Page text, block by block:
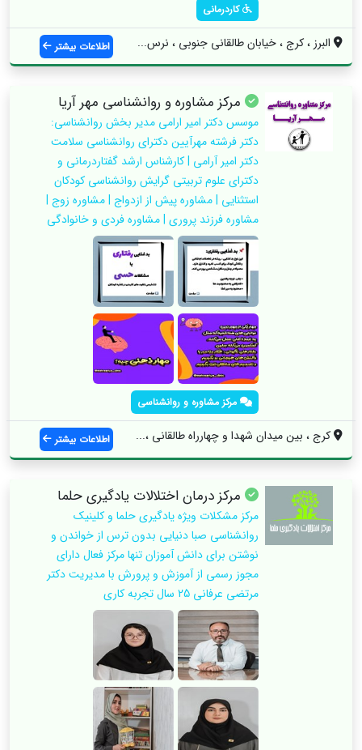
کاردرمانی
البرز ، کرج ، خیابان طالقانی جنوبی ، نرس... اطلاعات بیشتر
مرکز مشاوره و روانشناسی مهر آریا
موسس دکتر امیر ارامی مدیر بخش روانشناسی:
دکتر فرشته مهرآیین دکترای روانشناسی سلامت
دکتر امیر آرامی | کارشناس ارشد گفتاردرمانی و
دکترای علوم تربیتی گرایش روانشناسی کودکان
استثنایی | مشاوره پیش از ازدواج | مشاوره زوج |
مشاوره فرزند پروری | مشاوره فردی و خانوادگی
مرکز مشاوره و روانشناسی
کرج ، بین میدان شهدا و چهارراه طالقانی ،... اطلاعات بیشتر
مرکز درمان اختلالات یادگیری حلما
مرکز مشکلات ویژه یادگیری حلما و کلینیک
روانشناسی صبا دنیایی بدون ترس از خواندن و
نوشتن برای دانش آموزان تنها مرکز فعال دارای
مجوز رسمی از آموزش و پرورش با مدیریت دکتر
مرتضی عرفانی 25 سال تجربه کاری